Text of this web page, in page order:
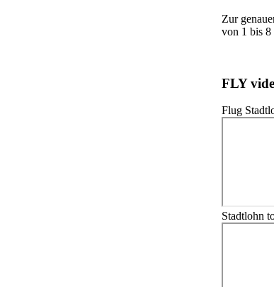
Zur
von 1 bis 8
FLY
Flug
Stadtlohn